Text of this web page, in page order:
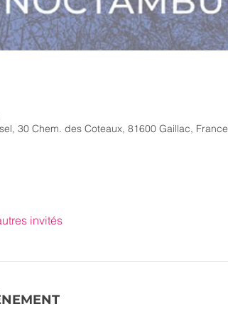
30 Chem. des Coteaux, 81600 Gaillac, France
invités